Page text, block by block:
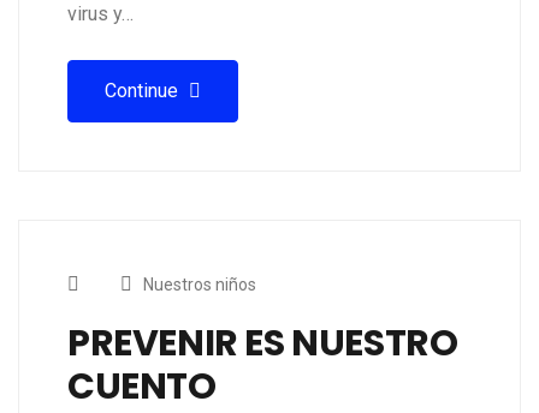
virus y…
Continue
Nuestros niños
PREVENIR ES NUESTRO
CUENTO